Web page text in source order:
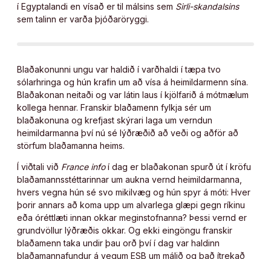
í Egyptalandi en vísað er til málsins sem Sirli-skandalsins
sem talinn er varða þjóðaröryggi.
Blaðakonunni ungu var haldið í varðhaldi í tæpa tvo
sólarhringa og hún krafin um að vísa á heimildarmenn sína.
Blaðakonan neitaði og var látin laus í kjölfarið á mótmælum
kollega hennar. Franskir blaðamenn fylkja sér um
blaðakonuna og krefjast skýrari laga um verndun
heimildarmanna því nú sé lýðræðið að veði og aðför að
störfum blaðamanna heims.
Í viðtali við France infoí dag er blaðakonan spurð út í kröfu
blaðamannsstéttarinnar um aukna vernd heimildarmanna,
hvers vegna hún sé svo mikilvæg og hún spyr á móti: Hver
þorir annars að koma upp um alvarlega glæpi gegn ríkinu
eða óréttlæti innan okkar meginstofnanna? Þessi vernd er
grundvöllur lýðræðis okkar. Og ekki eingöngu franskir
blaðamenn taka undir þau orð því í dag var haldinn
blaðamannafundur á vegum ESB um málið og það ítrekað